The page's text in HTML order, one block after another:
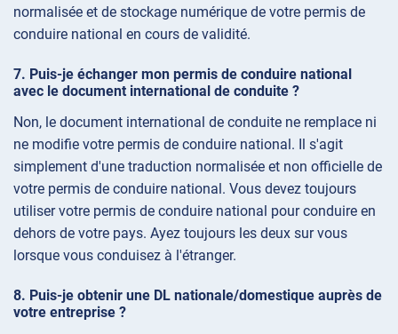
normalisée et de stockage numérique de votre permis de
conduire national en cours de validité.
Puis-je échanger mon permis de conduire national
avec le document international de conduite ?
Non, le document international de conduite ne remplace ni
ne modifie votre permis de conduire national. Il s'agit
simplement d'une traduction normalisée et non officielle de
votre permis de conduire national. Vous devez toujours
utiliser votre permis de conduire national pour conduire en
dehors de votre pays. Ayez toujours les deux sur vous
lorsque vous conduisez à l'étranger.
Puis-je obtenir une DL nationale/domestique auprès de
votre entreprise ?